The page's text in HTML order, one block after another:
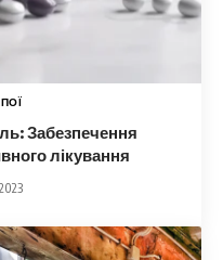
Забезпечення
лікування